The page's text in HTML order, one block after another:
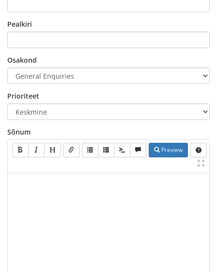
Pealkiri
Osakond
Prioriteet
Sõnum
Preview